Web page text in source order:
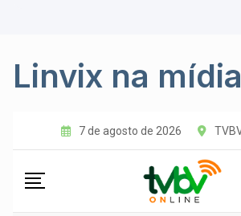
Linvix na mídia